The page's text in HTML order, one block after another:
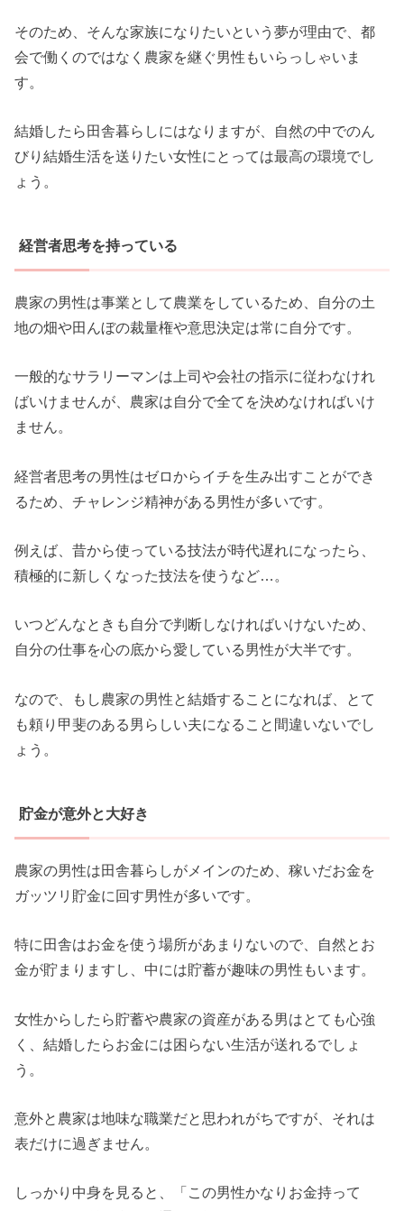
そのため、そんな家族になりたいという夢が理由で、都
会で働くのではなく農家を継ぐ男性もいらっしゃいま
す。
結婚したら田舎暮らしにはなりますが、自然の中でのん
びり結婚生活を送りたい女性にとっては最高の環境でし
ょう。
経営者思考を持っている
農家の男性は事業として農業をしているため、自分の土
地の畑や田んぼの裁量権や意思決定は常に自分です。
一般的なサラリーマンは上司や会社の指示に従わなけれ
ばいけませんが、農家は自分で全てを決めなければいけ
ません。
経営者思考の男性はゼロからイチを生み出すことができ
るため、チャレンジ精神がある男性が多いです。
例えば、昔から使っている技法が時代遅れになったら、
積極的に新しくなった技法を使うなど…。
いつどんなときも自分で判断しなければいけないため、
自分の仕事を心の底から愛している男性が大半です。
なので、もし農家の男性と結婚することになれば、とて
も頼り甲斐のある男らしい夫になること間違いないでし
ょう。
貯金が意外と大好き
農家の男性は田舎暮らしがメインのため、稼いだお金を
ガッツリ貯金に回す男性が多いです。
特に田舎はお金を使う場所があまりないので、自然とお
金が貯まりますし、中には貯蓄が趣味の男性もいます。
女性からしたら貯蓄や農家の資産がある男はとても心強
く、結婚したらお金には困らない生活が送れるでしょ
う。
意外と農家は地味な職業だと思われがちですが、それは
表だけに過ぎません。
しっかり中身を見ると、「この男性かなりお金持って